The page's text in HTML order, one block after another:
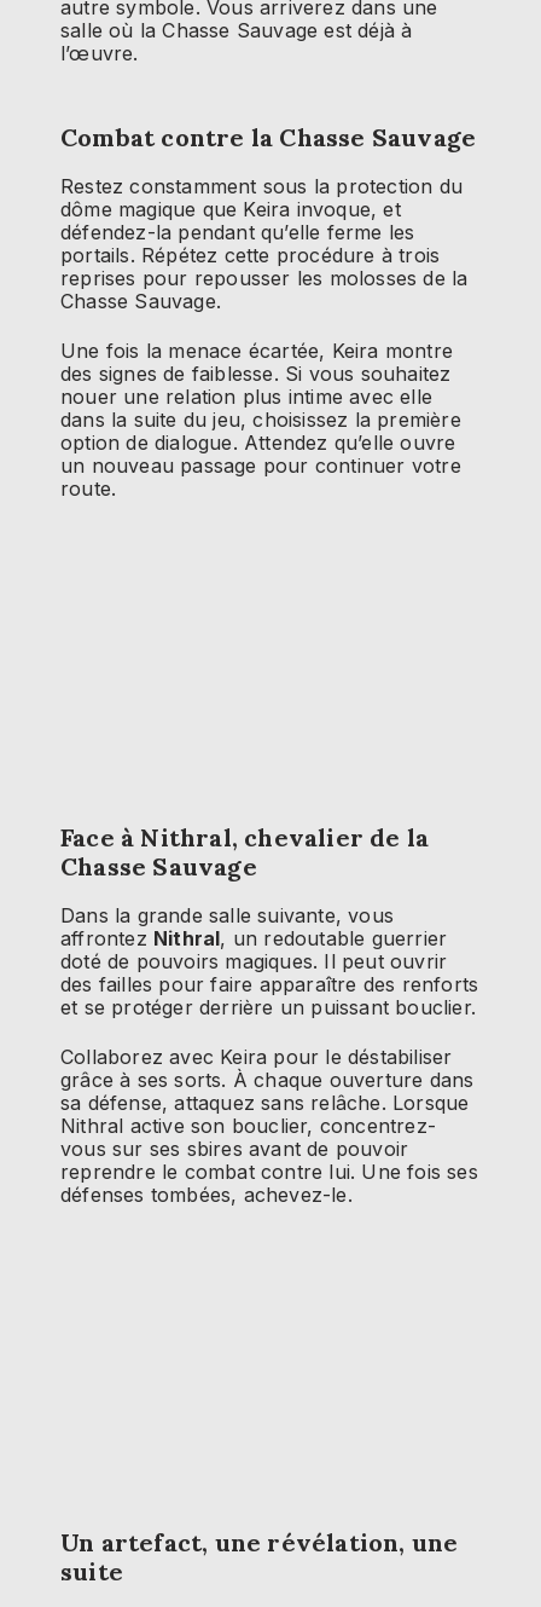
autre symbole. Vous arriverez dans une
salle où la Chasse Sauvage est déjà à
l’œuvre.
Combat contre la Chasse Sauvage
Restez constamment sous la protection du
dôme magique que Keira invoque, et
défendez-la pendant qu’elle ferme les
portails. Répétez cette procédure à trois
reprises pour repousser les molosses de la
Chasse Sauvage.
Une fois la menace écartée, Keira montre
des signes de faiblesse. Si vous souhaitez
nouer une relation plus intime avec elle
dans la suite du jeu, choisissez la première
option de dialogue. Attendez qu’elle ouvre
un nouveau passage pour continuer votre
route.
Face à Nithral, chevalier de la
Chasse Sauvage
Dans la grande salle suivante, vous
affrontez Nithral, un redoutable guerrier
doté de pouvoirs magiques. Il peut ouvrir
des failles pour faire apparaître des renforts
et se protéger derrière un puissant bouclier.
Collaborez avec Keira pour le déstabiliser
grâce à ses sorts. À chaque ouverture dans
sa défense, attaquez sans relâche. Lorsque
Nithral active son bouclier, concentrez-
vous sur ses sbires avant de pouvoir
reprendre le combat contre lui. Une fois ses
défenses tombées, achevez-le.
Un artefact, une révélation, une
suite